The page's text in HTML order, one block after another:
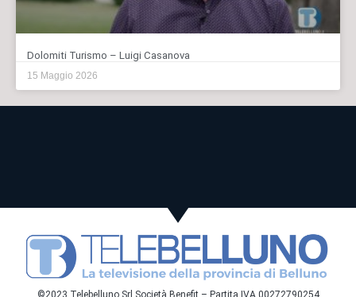
Dolomiti Turismo – Luigi Casanova
15 Maggio 2026